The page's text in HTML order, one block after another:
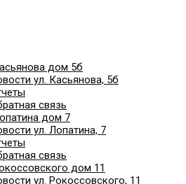
дом 5б
ул. Касьянова, 5б
связь
дом 7
ул. Лопатина, 7
связь
дом 11
ул. Рокоссовского, 11